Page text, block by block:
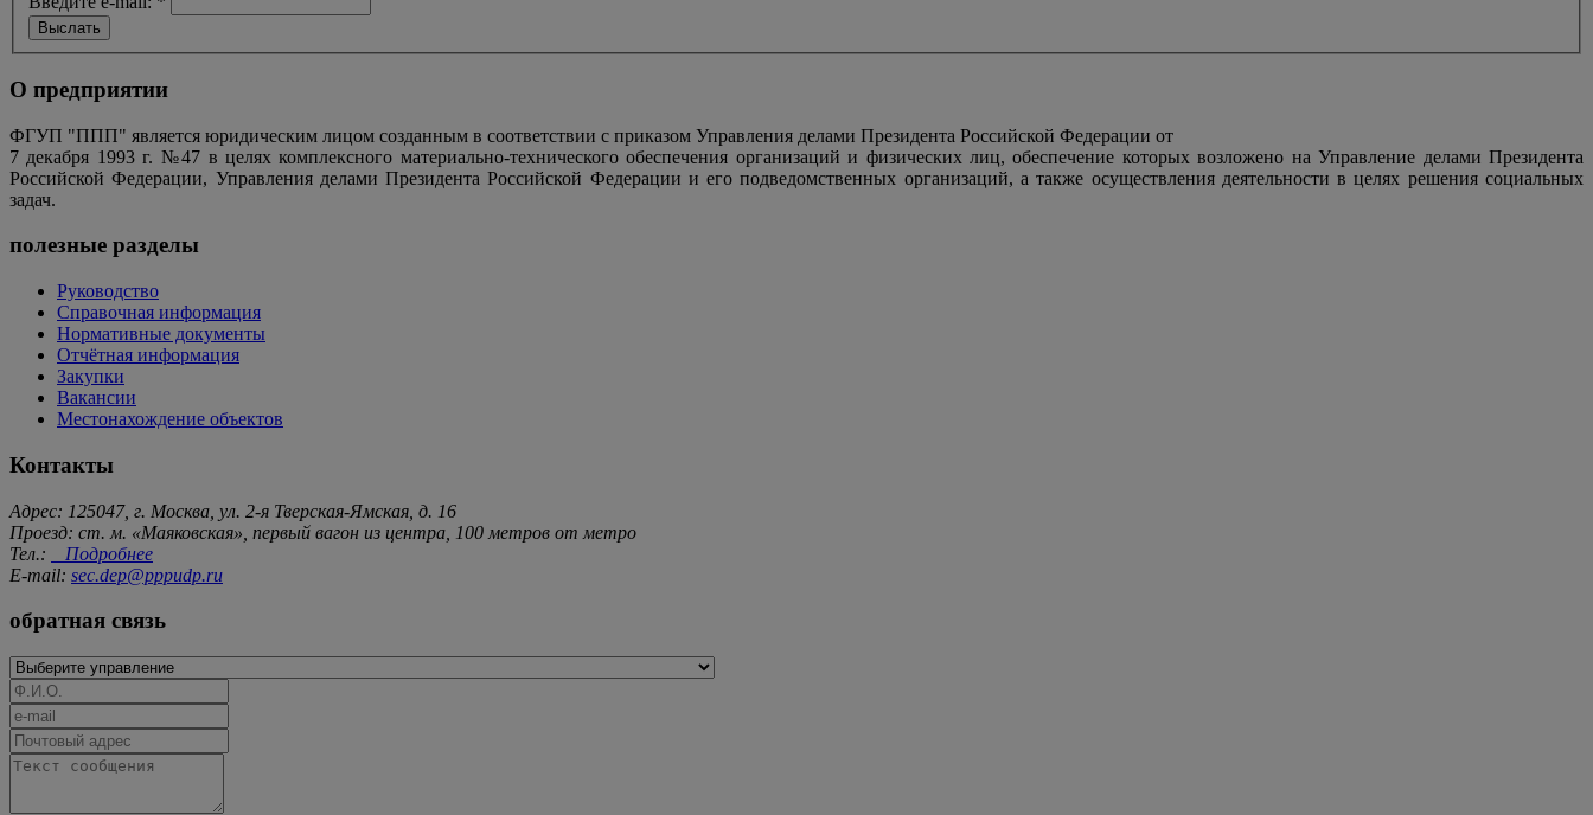
О предприятии
ФГУП "ППП" является юридическим лицом созданным в соответствии с приказом Управления делами Президента Российской Федерации от
7 декабря 1993 г. №47 в целях комплексного материально-технического обеспечения организаций и физических лиц, обеспечение которых возложено на Управление делами Президента
Российской Федерации, Управления делами Президента Российской Федерации и его подведомственных организаций, а также осуществления деятельности в целях решения социальных
задач.
полезные разделы
Руководство
Справочная информация
Нормативные документы
Отчётная информация
Закупки
Вакансии
Местонахождение объектов
Контакты
Адрес: 125047, г. Москва, ул. 2-я Тверская-Ямская, д. 16
Проезд: ст. м. «Маяковская», первый вагон из центра, 100 метров от метро
Тел.:
Подробнее
E-mail: sec.dep@pppudp.ru
обратная связь